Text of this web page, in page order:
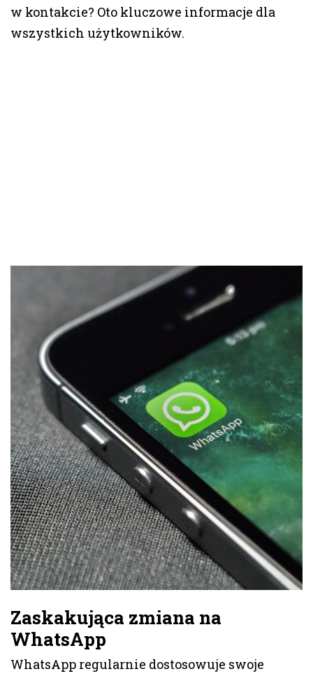
w kontakcie? Oto kluczowe informacje dla
wszystkich użytkowników.
Zaskakująca zmiana na
WhatsApp
WhatsApp regularnie dostosowuje swoje